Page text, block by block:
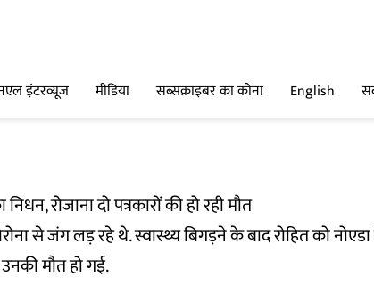
इंटरव्यूज मीडिया सब्सक्राइबर का कोना English
रोजाना दो पत्रकारों की हो रही मौत
से जंग लड़ रहे थे. स्वास्थ्य बिगड़ने के बाद रोहित को
मौत हो गई.